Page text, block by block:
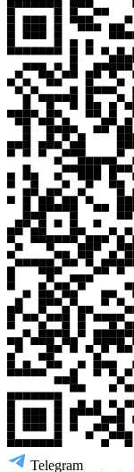
Telegram